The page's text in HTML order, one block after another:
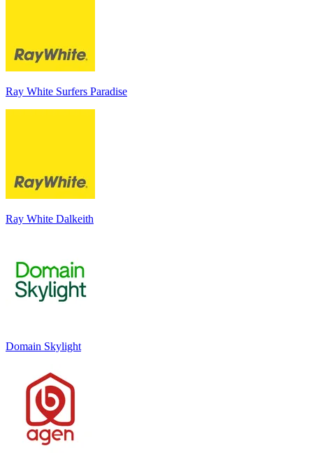
Ray White Surfers Paradise
Ray White Dalkeith
Domain Skylight